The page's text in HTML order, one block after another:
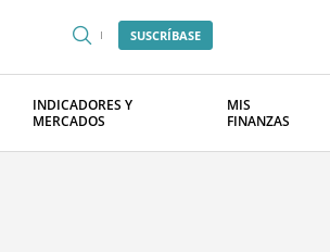
SUSCRÍBASE
INDICADORES Y
MERCADOS
MIS
FINANZAS